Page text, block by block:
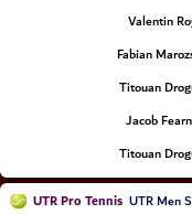
Valentin
Fabian
Titouan
Jacob
Titouan
UTR Pro Tennis UTR Men